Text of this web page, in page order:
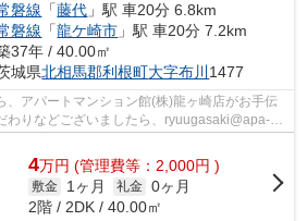
磐線 「藤代 」駅 車20分 6.8km
磐線 「龍ケ崎市 」駅 車20分 7.2km
37年 / 40.00㎡
城県北相馬郡利根町大字布川 1477
、アパートマンション館(株)龍ヶ崎店がお手伝
わりなどございましたら、ryuugasaki@apa-
。お部屋探...
4万円 (管理費等：2,000円 )
敷金 1ヶ月 礼金 0ヶ月
2階 / 2DK / 40.00㎡